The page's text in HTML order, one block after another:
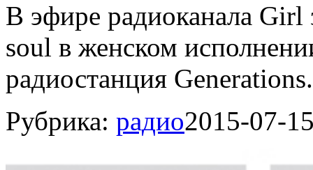
В эфире радиоканала
soul в женском
радиостанция
Рубрика: радио2015-07-